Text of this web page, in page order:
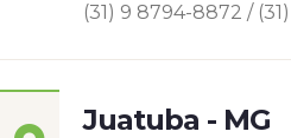
(31) 9 8794-8872 /
Juatuba - MG